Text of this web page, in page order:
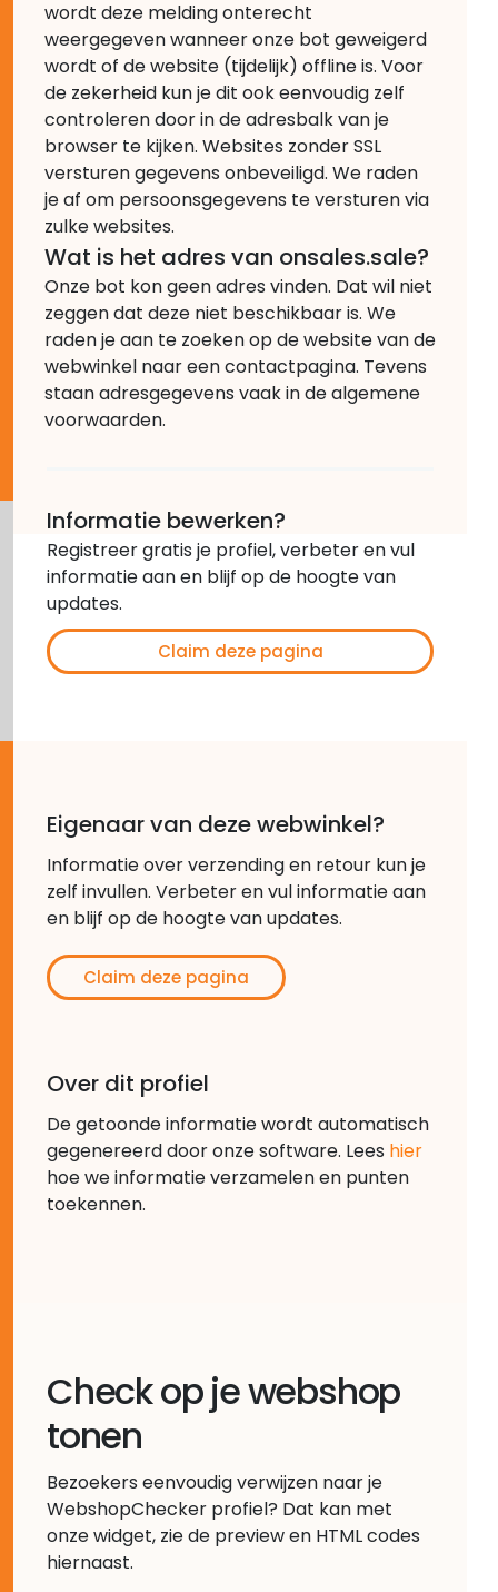
wordt deze melding onterecht
weergegeven wanneer onze bot geweigerd
wordt of de website (tijdelijk) offline is. Voor
de zekerheid kun je dit ook eenvoudig zelf
controleren door in de adresbalk van je
browser te kijken. Websites zonder SSL
versturen gegevens onbeveiligd. We raden
je af om persoonsgegevens te versturen via
zulke websites.
Wat is het adres van onsales.sale?
Onze bot kon geen adres vinden. Dat wil niet
zeggen dat deze niet beschikbaar is. We
raden je aan te zoeken op de website van de
webwinkel naar een contactpagina. Tevens
staan adresgegevens vaak in de algemene
voorwaarden.
Informatie bewerken?
Registreer gratis je profiel, verbeter en vul
informatie aan en blijf op de hoogte van
updates.
Claim deze pagina
Eigenaar van deze webwinkel?
Informatie over verzending en retour kun je
zelf invullen. Verbeter en vul informatie aan
en blijf op de hoogte van updates.
Claim deze pagina
Over dit profiel
De getoonde informatie wordt automatisch
gegenereerd door onze software. Lees hier
hoe we informatie verzamelen en punten
toekennen.
Check op je webshop
tonen
Bezoekers eenvoudig verwijzen naar je
WebshopChecker profiel? Dat kan met
onze widget, zie de preview en HTML codes
hiernaast.